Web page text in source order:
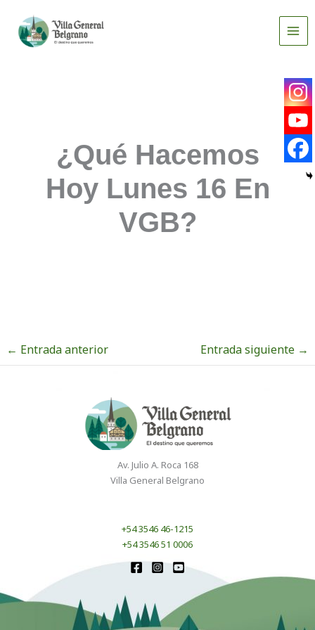
contenido
¿Qué Hacemos
Hoy Lunes 16 En
VGB?
← Entrada anterior Entrada siguiente →
Av. Julio A. Roca 168
Villa General Belgrano
+54 3546 46-1215
+54 3546 51 0006